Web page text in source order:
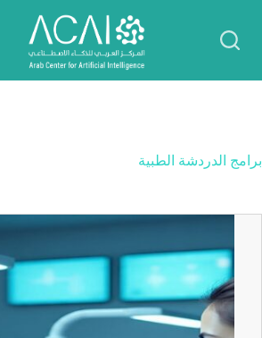
المحتوى
برامج الدردشة الطبية